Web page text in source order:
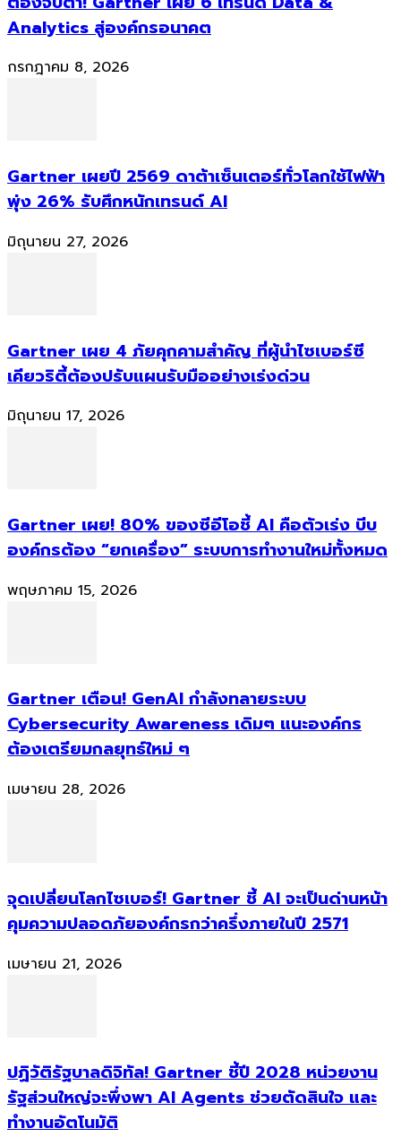
Analytics สู่องค์กรอนาคต
กรกฎาคม 8, 2026
Gartner เผยปี 2569 ดาต้าเซ็นเตอร์ทั่วโลกใช้ไฟฟ้า
พุ่ง 26% รับศึกหนักเทรนด์ AI
มิถุนายน 27, 2026
Gartner เผย 4 ภัยคุกคามสำคัญ ที่ผู้นำไซเบอร์ซี
เคียวริตี้ต้องปรับแผนรับมืออย่างเร่งด่วน
มิถุนายน 17, 2026
Gartner เผย! 80% ของซีอีโอชี้ AI คือตัวเร่ง บีบ
องค์กรต้อง “ยกเครื่อง” ระบบการทำงานใหม่ทั้งหมด
พฤษภาคม 15, 2026
Gartner เตือน! GenAI กำลังทลายระบบ
Cybersecurity Awareness เดิมๆ แนะองค์กร
ต้องเตรียมกลยุทธ์ใหม่ ๆ
เมษายน 28, 2026
จุดเปลี่ยนโลกไซเบอร์! Gartner ชี้ AI จะเป็นด่านหน้า
คุมความปลอดภัยองค์กรกว่าครึ่งภายในปี 2571
เมษายน 21, 2026
ปฏิวัติรัฐบาลดิจิทัล! Gartner ชี้ปี 2028 หน่วยงาน
รัฐส่วนใหญ่จะพึ่งพา AI Agents ช่วยตัดสินใจ และ
ทำงานอัตโนมัติ